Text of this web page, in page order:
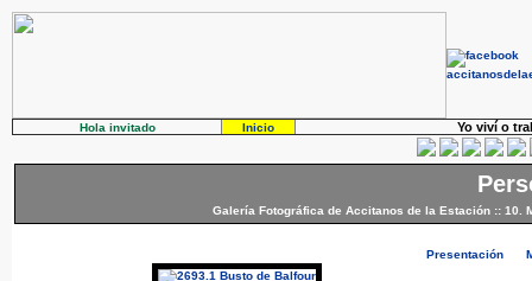
Hola invitado Inicio Yo viví o
Galería Fotográfica de Accitanos de la Estación :: 10.
Presentación